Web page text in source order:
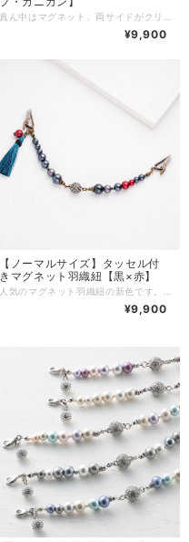
¥9,900
【ノーマルサイズ】タッセル付
きマグネット羽織紐【黒×赤】
¥9,900